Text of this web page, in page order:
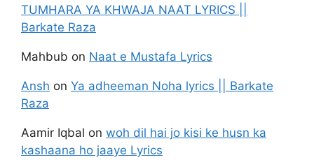
TUMHARA YA KHWAJA NAAT LYRICS ||
Barkate Raza
Mahbub on Naat e Mustafa Lyrics
Ansh on Ya adheeman Noha lyrics || Barkate
Raza
Aamir Iqbal on woh dil hai jo kisi ke husn ka
kashaana ho jaaye Lyrics